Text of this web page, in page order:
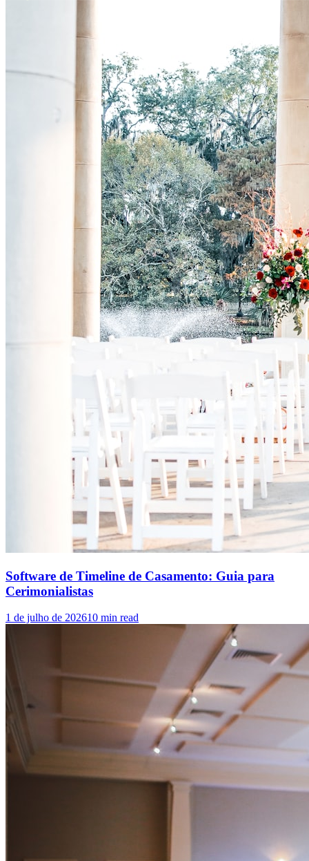
Software de Timeline de Casamento: Guia para
Cerimonialistas
1 de julho de 202610 min read